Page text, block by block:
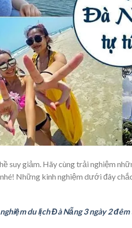
suy giảm. Hãy cùng trải nghiệm
Những kinh nghiệm dưới đây
du lịch Đà Nẵng 3 ngày 2